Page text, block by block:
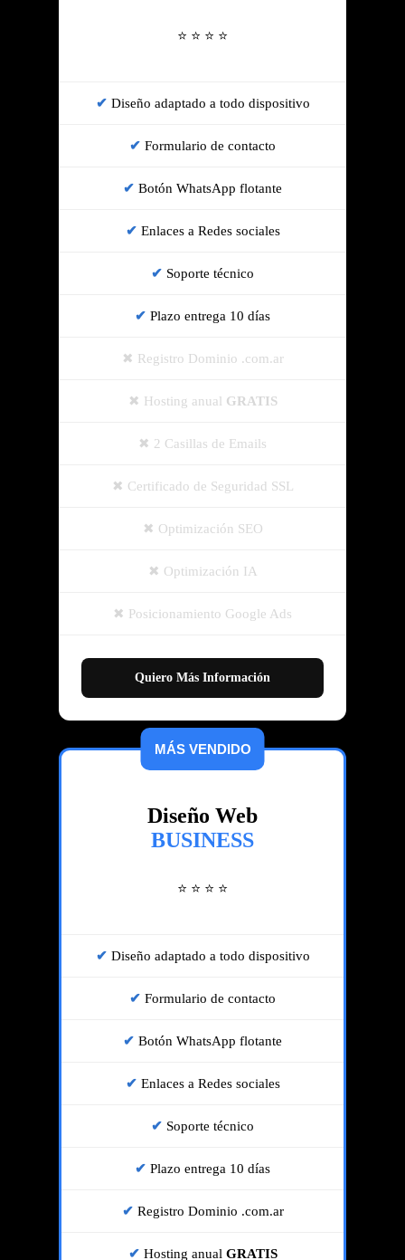
⭐ ⭐ ⭐ ⭐
Diseño adaptado a todo dispositivo
Formulario de contacto
Botón WhatsApp flotante
Enlaces a Redes sociales
Soporte técnico
Plazo entrega 10 días
Registro Dominio .com.ar
Hosting anual GRATIS
2 Casillas de Emails
Certificado de Seguridad SSL
Optimización SEO
Optimización IA
Posicionamiento Google Ads
Quiero Más Información
MÁS VENDIDO
Diseño Web
BUSINESS
⭐ ⭐ ⭐ ⭐
Diseño adaptado a todo dispositivo
Formulario de contacto
Botón WhatsApp flotante
Enlaces a Redes sociales
Soporte técnico
Plazo entrega 10 días
Registro Dominio .com.ar
Hosting anual GRATIS